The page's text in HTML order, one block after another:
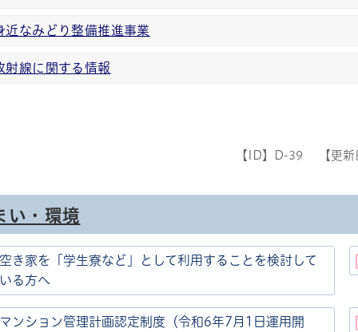
の便利帳
ャンネル
ぎで旅しよう
近なみどり整備推進事業
射線に関する情報
【ID】 D-39 【更新
い・環境
空き家を「学生寮など」として利用することを検討して
いる方へ
マンション管理計画認定制度（令和6年7月1日運用開